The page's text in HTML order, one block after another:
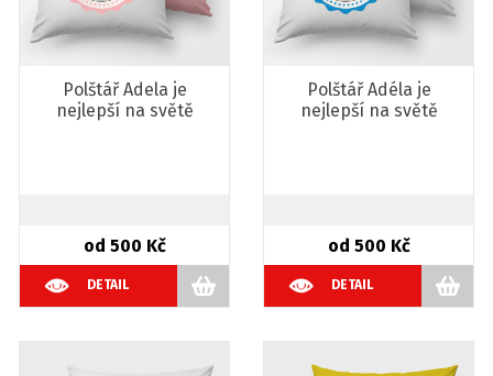
Polštář Adela je
nejlepší na světě
od 500 Kč
DETAIL
Polštář Adéla je
nejlepší na světě
od 500 Kč
DETAIL